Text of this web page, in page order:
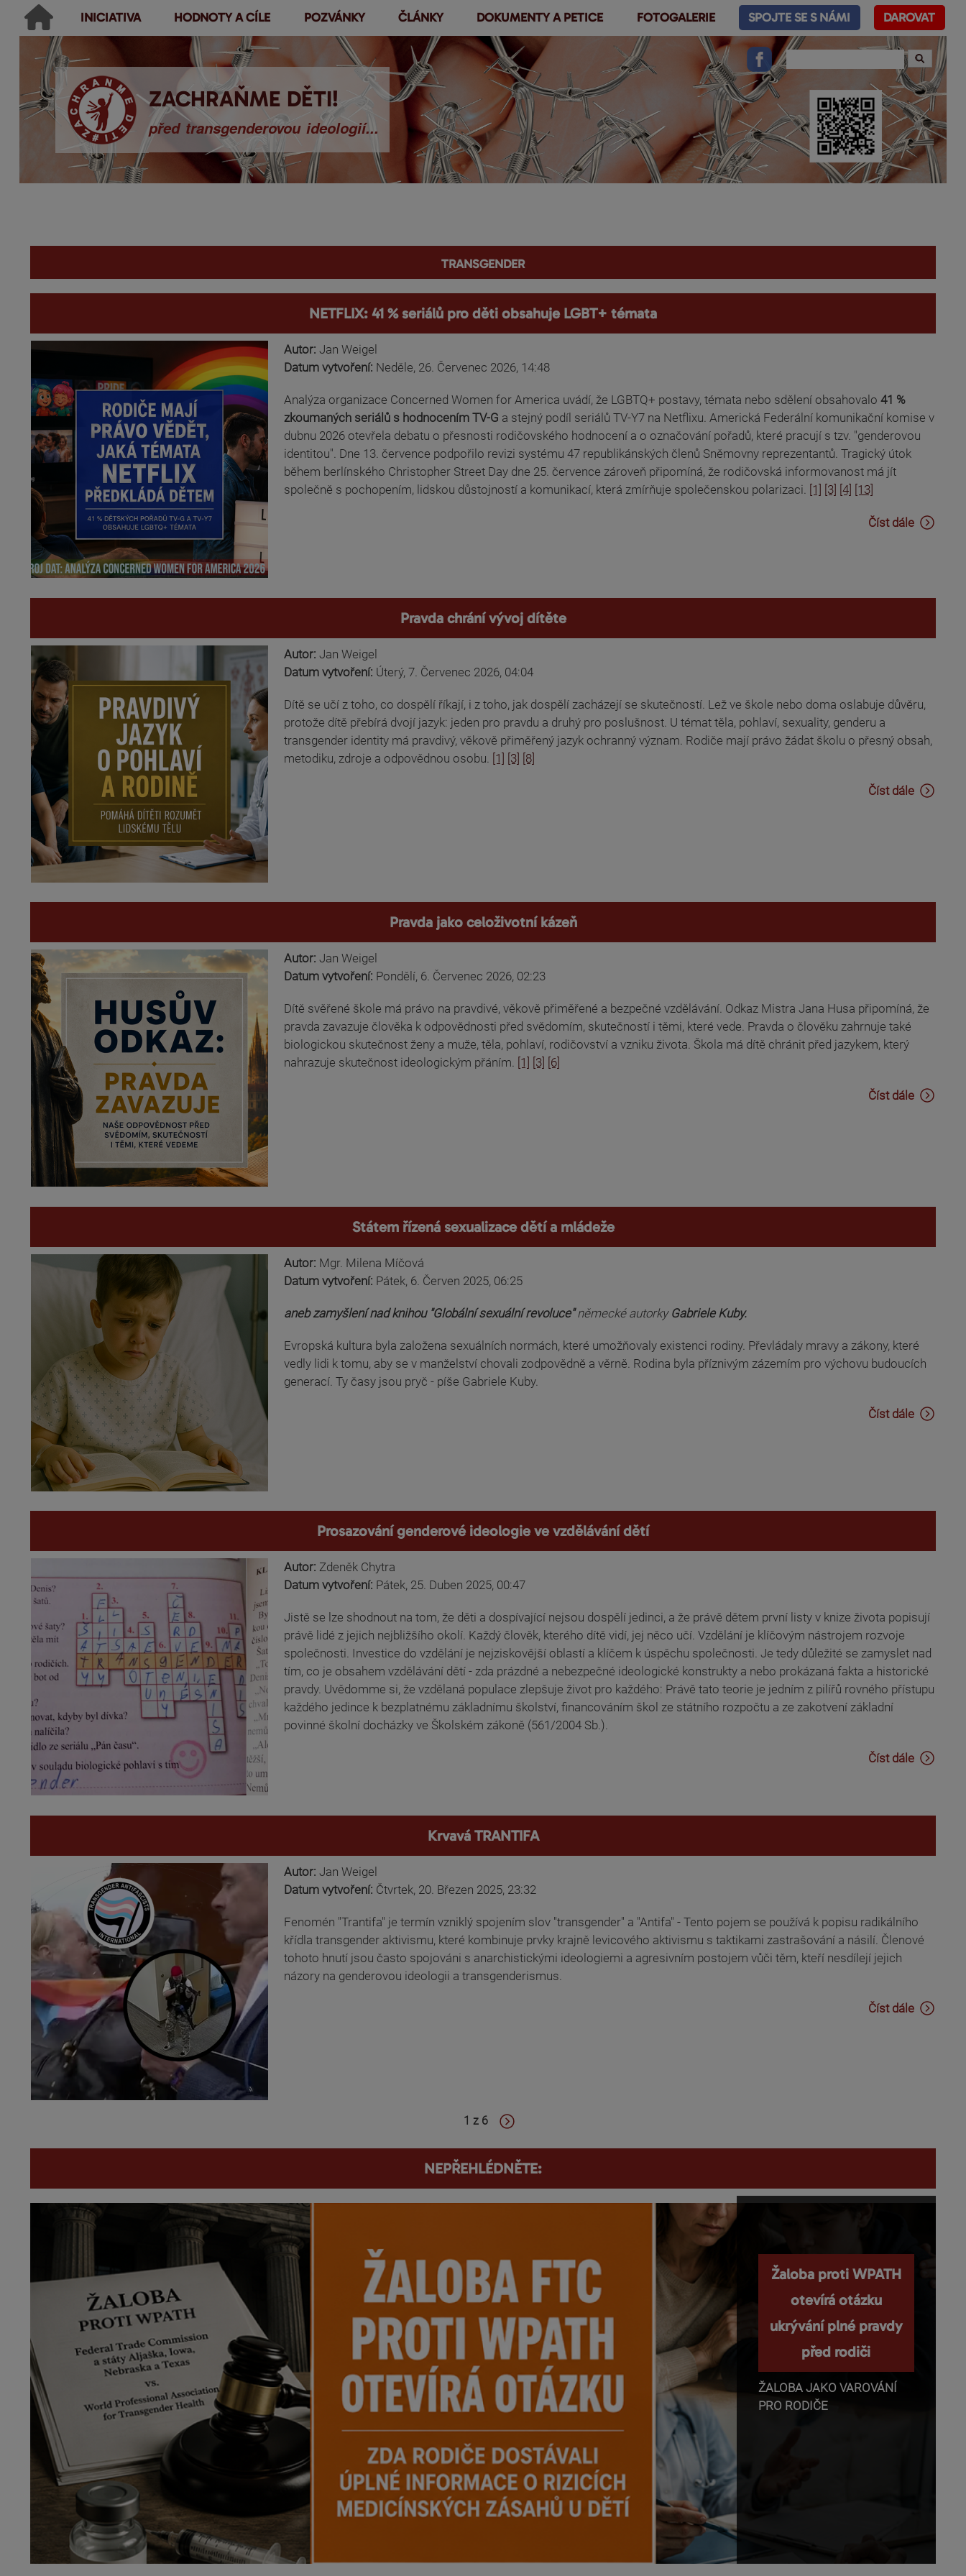
Přejít k
hlavnímu
obsahu
ZACHRAŇME DĚTI!
před transgenderovou ideologií...
Ikonky sociálních sítí
Vyhledávání
Hledat
Main menu
INICIATIVA HODNOTY A CÍLE POZVÁNKY ČLÁNKY DOKUMENTY A PETICE FOTOGALERIE SPOJTE SE S NÁMI DAROVAT
transgender
NETFLIX: 41 % seriálů pro děti obsahuje LGBT+ témata
Autor: Jan Weigel
Datum vytvoření: Neděle, 26. Červenec 2026, 14:48
Analýza organizace Concerned Women for America uvádí, že LGBTQ+ postavy, témata nebo sdělení obsahovalo 41 %
zkoumaných seriálů s hodnocením TV-G a stejný podíl seriálů TV-Y7 na Netflixu. Americká Federální komunikační komise v
dubnu 2026 otevřela debatu o přesnosti rodičovského hodnocení a o označování pořadů, které pracují s tzv. "genderovou
identitou". Dne 13. července podpořilo revizi systému 47 republikánských členů Sněmovny reprezentantů. Tragický útok
během berlínského Christopher Street Day dne 25. července zároveň připomíná, že rodičovská informovanost má jít
společně s pochopením, lidskou důstojností a komunikací, která zmírňuje společenskou polarizaci. [1] [3] [4] [13]
Číst dále
Pravda chrání vývoj dítěte
Autor: Jan Weigel
Datum vytvoření: Úterý, 7. Červenec 2026, 04:04
Dítě se učí z toho, co dospělí říkají, i z toho, jak dospělí zacházejí se skutečností. Lež ve škole nebo doma oslabuje důvěru,
protože dítě přebírá dvojí jazyk: jeden pro pravdu a druhý pro poslušnost. U témat těla, pohlaví, sexuality, genderu a
transgender identity má pravdivý, věkově přiměřený jazyk ochranný význam. Rodiče mají právo žádat školu o přesný obsah,
metodiku, zdroje a odpovědnou osobu. [1] [3] [8]
Číst dále
Pravda jako celoživotní kázeň
Autor: Jan Weigel
Datum vytvoření: Pondělí, 6. Červenec 2026, 02:23
Dítě svěřené škole má právo na pravdivé, věkově přiměřené a bezpečné vzdělávání. Odkaz Mistra Jana Husa připomíná, že
pravda zavazuje člověka k odpovědnosti před svědomím, skutečností i těmi, které vede. Pravda o člověku zahrnuje také
biologickou skutečnost ženy a muže, těla, pohlaví, rodičovství a vzniku života. Škola má dítě chránit před jazykem, který
nahrazuje skutečnost ideologickým přáním. [1] [3] [6]
Číst dále
Státem řízená sexualizace dětí a mládeže
Autor: Mgr. Milena Míčová
Datum vytvoření: Pátek, 6. Červen 2025, 06:25
aneb zamyšlení nad knihou "Globální sexuální revoluce"německé autorkyGabriele Kuby.
Evropská kultura byla založena sexuálních normách, které umožňovaly existenci rodiny. Převládaly mravy a zákony, které
vedly lidi k tomu, aby se v manželství chovali zodpovědně a věrně. Rodina byla příznivým zázemím pro výchovu budoucích
generací. Ty časy jsou pryč - píše Gabriele Kuby.
Číst dále
Prosazování genderové ideologie ve vzdělávání dětí
Autor: Zdeněk Chytra
Datum vytvoření: Pátek, 25. Duben 2025, 00:47
Jistě se lze shodnout na tom, že děti a dospívající nejsou dospělí jedinci, a že právě dětem první listy v knize života popisují
právě lidé z jejich nejbližšího okolí. Každý člověk, kterého dítě vidí, jej něco učí. Vzdělání je klíčovým nástrojem rozvoje
společnosti. Investice do vzdělání je nejziskovější oblastí a klíčem k úspěchu společnosti. Je tedy důležité se zamyslet nad
tím, co je obsahem vzdělávání dětí - zda prázdné a nebezpečné ideologické konstrukty a nebo prokázaná fakta a historické
pravdy. Uvědomme si, že vzdělaná populace zlepšuje život pro každého: Právě tato teorie je jedním z pilířů rovného přístupu
každého jedince k bezplatnému základnímu školství, financováním škol ze státního rozpočtu a ze zakotvení základní
povinné školní docházky ve Školském zákoně (561/2004 Sb.).
Číst dále
Krvavá TRANTIFA
Autor: Jan Weigel
Datum vytvoření: Čtvrtek, 20. Březen 2025, 23:32
Fenomén "Trantifa" je termín vzniklý spojením slov "transgender" a "Antifa" - Tento pojem se používá k popisu radikálního
křídla transgender aktivismu, které kombinuje prvky krajně levicového aktivismu s taktikami zastrašování a násilí. Členové
tohoto hnutí jsou často spojováni s anarchistickými ideologiemi a agresivním postojem vůči těm, kteří nesdílejí jejich
názory na genderovou ideologii a transgenderismus.
Číst dále
1 z 6
NEPŘEHLÉDNĚTE:
Žaloba proti WPATH
otevírá otázku
ukrývání plné pravdy
před rodiči
ŽALOBA JAKO VAROVÁNÍ
PRO RODIČE
Nemanipulujte s
dětmi a nepopírejte
biologii!
Příběhy o těhotenství,
transgender identitě,
otevřeném vztahu a
školních diskusí a rozhovorů
mezi dětmi